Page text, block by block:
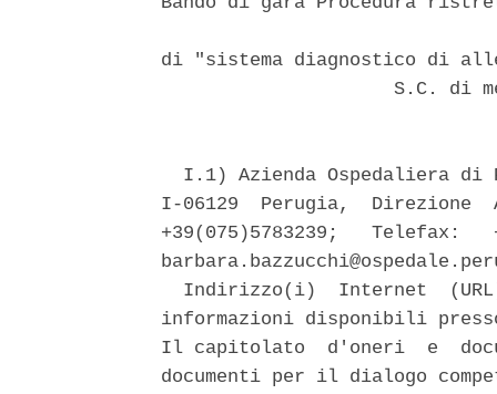
di "sistema diagnostico di
S.C. di
I.1) Azienda Ospedaliera di
I-06129  Perugia,
+39(075)5783239;   Telefax:
Indirizzo(i)  Internet
informazioni disponibili
Il capitolato  d'oneri  e
documenti per il dialogo